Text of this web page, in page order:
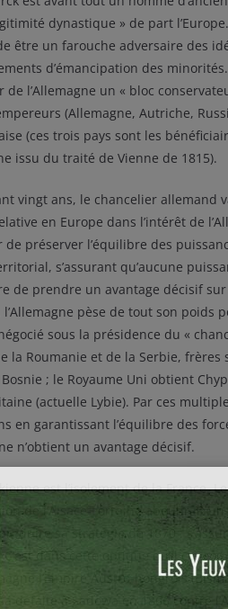
dynastique » de part
être un farouche adversaire des
d’émancipation des
de l’Allemagne un « bloc
(Allemagne, Autriche,
(ces trois pays sont les
issu du traité de Vienne de 1815).
vingt ans, le chancelier
en Europe dans l’intérêt de
de préserver l’équilibre des
s’assurant qu’aucune
de prendre un avantage décisif
pèse de tout son poids
sous la présidence du «
la Roumanie et de la Serbie, frères
; le Royaume Uni obtient
(actuelle Lybie). Par ces
en garantissant l’équilibre des
n’obtient un avantage décisif.
est l’isolement de la France.
de l’Alsace-Lorraine aboutirait un
sa stratégie de 1870 :
dans cette optique qu’il conçoit
l’Empire Austro-hongrois
à Sadowa en 1866 contre